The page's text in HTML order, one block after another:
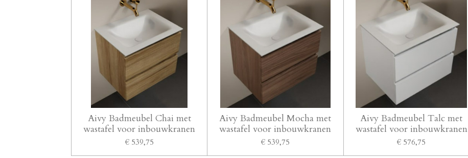
Aivy Badmeubel Chai met
wastafel voor inbouwkranen
€ 539,75
Aivy Badmeubel Mocha met
wastafel voor inbouwkranen
€ 539,75
Aivy Badmeubel Talc met
wastafel voor inbouwkranen
€ 576,75